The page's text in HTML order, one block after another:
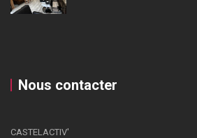
Nous contacter
CASTELACTIV'